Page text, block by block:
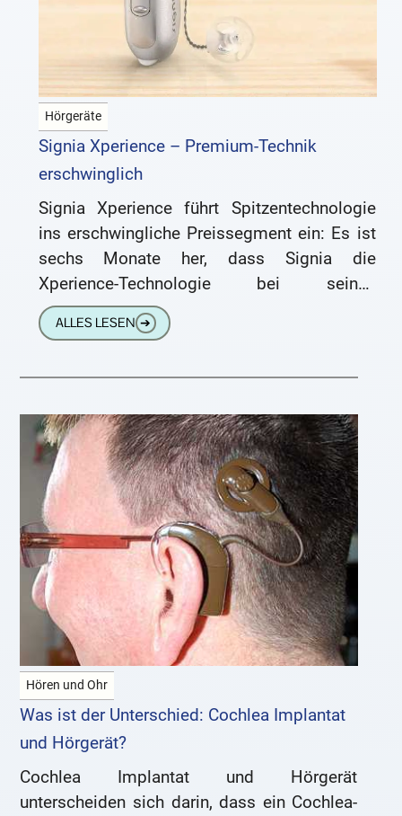
Hörgeräte
Signia Xperience – Premium-Technik
erschwinglich
Signia Xperience führt Spitzentechnologie
ins erschwingliche Preissegment ein: Es ist
sechs Monate her, dass Signia die
Xperience-Technologie bei seinen
höherpreisigen Hörsystemen eingeführt hat.
Diese wurde von den Hörakustikern und
ALLES LESEN ➔
Hören und Ohr
Was ist der Unterschied: Cochlea Implantat
und Hörgerät?
Cochlea Implantat und Hörgerät
unterscheiden sich darin, dass ein Cochlea-